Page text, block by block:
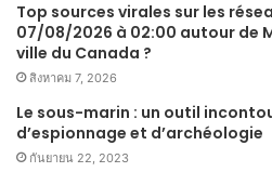
Top sources virales sur les
07/08/2026 à 02:00 autour de
ville du Canada ?
สิงหาคม 7, 2026
Le sous-marin : un outil
d’espionnage et d’archéologie
กันยายน 22, 2023